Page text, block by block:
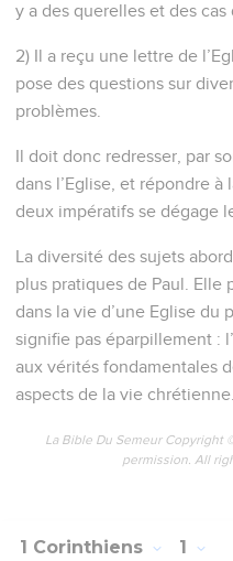
y a des querelles et des cas
2) Il a reçu une lettre de
pose des questions sur
problèmes.
Il doit donc redresser, par
dans l’Eglise, et répondre
deux impératifs se dégage
La diversité des sujets
plus pratiques de Paul. Elle
dans la vie d’une Eglise du
signifie pas éparpillement :
aux vérités fondamentales
aspects de la vie chrétienne.
La Bible Du Semeur Copyright
permission. All
1 Corinthiens 1